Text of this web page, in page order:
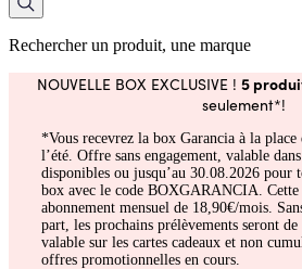
Rechercher un produit, une marque
NOUVELLE BOX EXCLUSIVE ! 5
seulement*!
*Vous recevrez la box Garancia à la
l’été. Offre sans engagement, valable
disponibles ou jusqu’au 30.08.2026 pour
box avec le code BOXGARANCIA.
abonnement mensuel de 18,90€/mois.
part, les prochains prélèvements seront
valable sur les cartes cadeaux et non
offres promotionnelles en cours.